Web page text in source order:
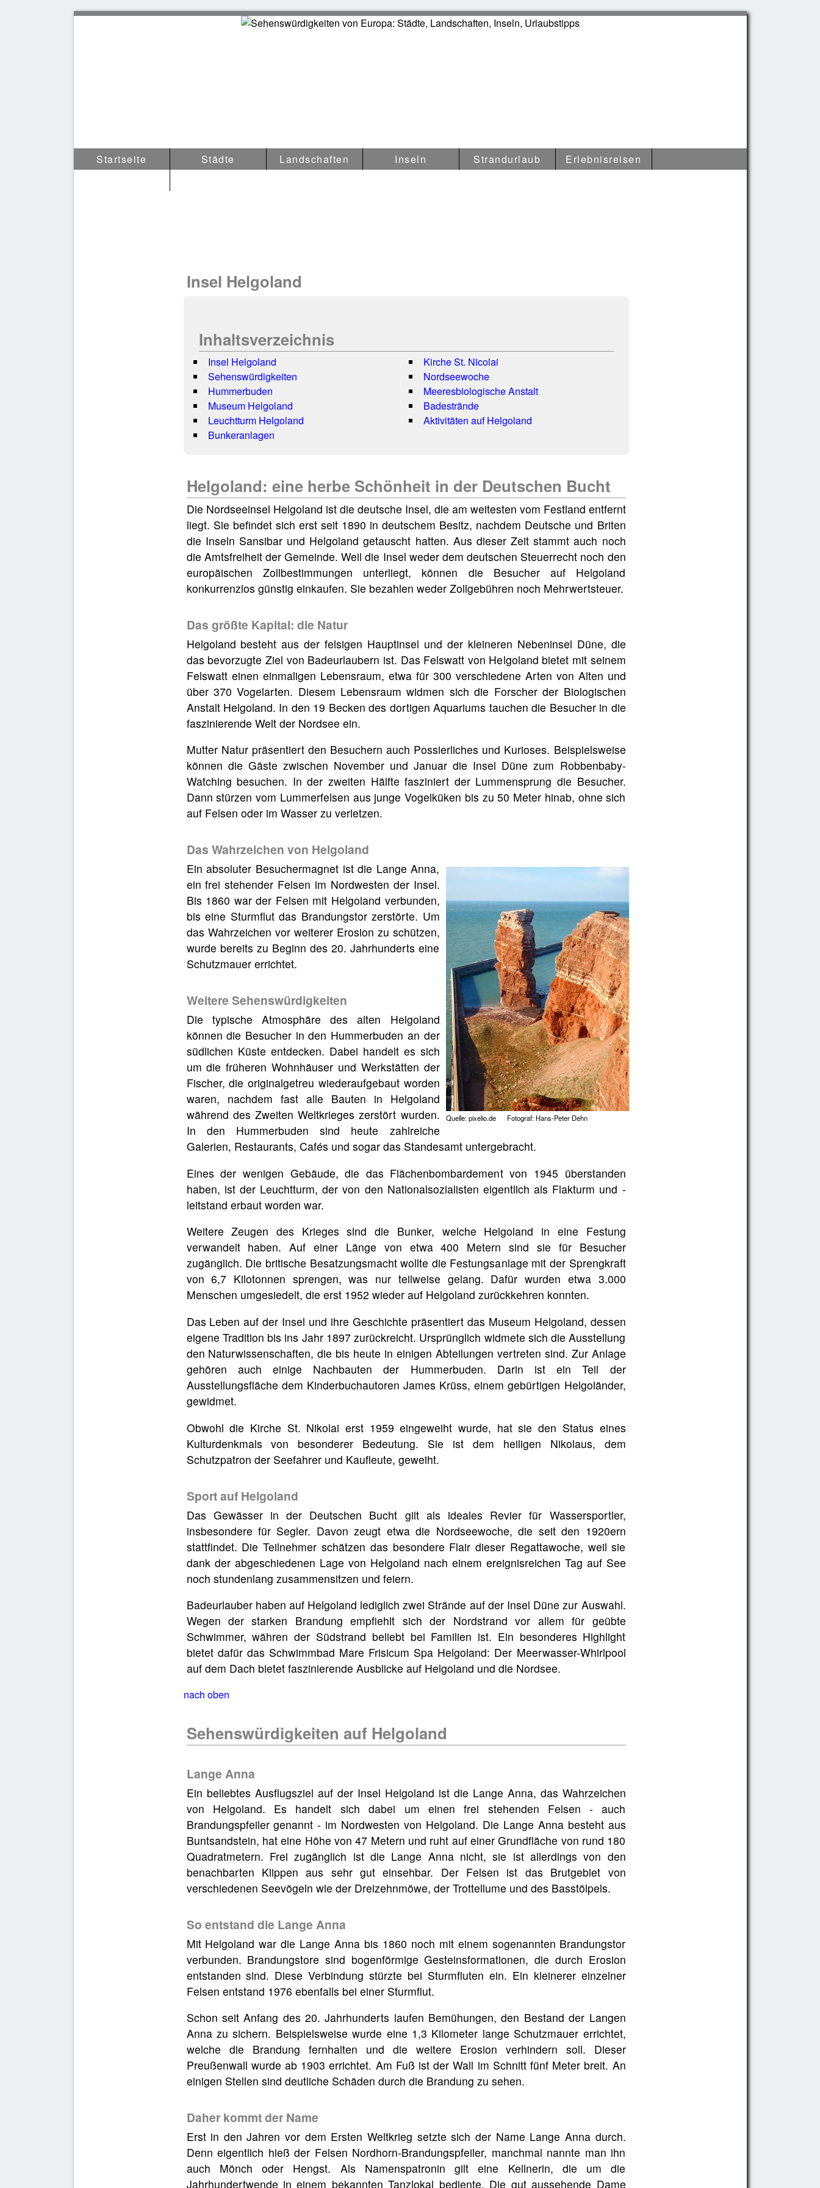
Sehenswürdigkeiten in Europa
Startseite Städte Landschaften Inseln Strandurlaub
Erlebnisreisen
Insel Helgoland
Inhaltsverzeichnis
Insel Helgoland
Sehenswürdigkeiten
Hummerbuden
Museum Helgoland
Leuchtturm Helgoland
Bunkeranlagen
Kirche St. Nicolai
Nordseewoche
Meeresbiologische Anstalt
Badestrände
Aktivitäten auf Helgoland
Helgoland: eine herbe Schönheit in der Deutschen Bucht
Die Nordseeinsel Helgoland ist die deutsche Insel, die am weitesten vom Festland entfernt
liegt. Sie befindet sich erst seit 1890 in deutschem Besitz, nachdem Deutsche und Briten
die Inseln Sansibar und Helgoland getauscht hatten. Aus dieser Zeit stammt auch noch
die Amtsfreiheit der Gemeinde. Weil die Insel weder dem deutschen Steuerrecht noch den
europäischen Zollbestimmungen unterliegt, können die Besucher auf Helgoland
konkurrenzlos günstig einkaufen. Sie bezahlen weder Zollgebühren noch Mehrwertsteuer.
Das größte Kapital: die Natur
Helgoland besteht aus der felsigen Hauptinsel und der kleineren Nebeninsel Düne, die
das bevorzugte Ziel von Badeurlaubern ist. Das Felswatt von Helgoland bietet mit seinem
Felswatt einen einmaligen Lebensraum, etwa für 300 verschiedene Arten von Alten und
über 370 Vogelarten. Diesem Lebensraum widmen sich die Forscher der Biologischen
Anstalt Helgoland. In den 19 Becken des dortigen Aquariums tauchen die Besucher in die
faszinierende Welt der Nordsee ein.
Mutter Natur präsentiert den Besuchern auch Possierliches und Kurioses. Beispielsweise
können die Gäste zwischen November und Januar die Insel Düne zum Robbenbaby-
Watching besuchen. In der zweiten Hälfte fasziniert der Lummensprung die Besucher.
Dann stürzen vom Lummerfelsen aus junge Vogelküken bis zu 50 Meter hinab, ohne sich
auf Felsen oder im Wasser zu verletzen.
Das Wahrzeichen von Helgoland
Quelle: pixelio.de Fotograf: Hans-Peter Dehn
Ein absoluter Besuchermagnet ist die Lange Anna,
ein frei stehender Felsen im Nordwesten der Insel.
Bis 1860 war der Felsen mit Helgoland verbunden,
bis eine Sturmflut das Brandungstor zerstörte. Um
das Wahrzeichen vor weiterer Erosion zu schützen,
wurde bereits zu Beginn des 20. Jahrhunderts eine
Schutzmauer errichtet.
Weitere Sehenswürdigkeiten
Die typische Atmosphäre des alten Helgoland
können die Besucher in den Hummerbuden an der
südlichen Küste entdecken. Dabei handelt es sich
um die früheren Wohnhäuser und Werkstätten der
Fischer, die originalgetreu wiederaufgebaut worden
waren, nachdem fast alle Bauten in Helgoland
während des Zweiten Weltkrieges zerstört wurden.
In den Hummerbuden sind heute zahlreiche
Galerien, Restaurants, Cafés und sogar das Standesamt untergebracht.
Eines der wenigen Gebäude, die das Flächenbombardement von 1945 überstanden
haben, ist der Leuchtturm, der von den Nationalsozialisten eigentlich als Flakturm und -
leitstand erbaut worden war.
Weitere Zeugen des Krieges sind die Bunker, welche Helgoland in eine Festung
verwandelt haben. Auf einer Länge von etwa 400 Metern sind sie für Besucher
zugänglich. Die britische Besatzungsmacht wollte die Festungsanlage mit der Sprengkraft
von 6,7 Kilotonnen sprengen, was nur teilweise gelang. Dafür wurden etwa 3.000
Menschen umgesiedelt, die erst 1952 wieder auf Helgoland zurückkehren konnten.
Das Leben auf der Insel und ihre Geschichte präsentiert das Museum Helgoland, dessen
eigene Tradition bis ins Jahr 1897 zurückreicht. Ursprünglich widmete sich die Ausstellung
den Naturwissenschaften, die bis heute in einigen Abteilungen vertreten sind. Zur Anlage
gehören auch einige Nachbauten der Hummerbuden. Darin ist ein Teil der
Ausstellungsfläche dem Kinderbuchautoren James Krüss, einem gebürtigen Helgoländer,
gewidmet.
Obwohl die Kirche St. Nikolai erst 1959 eingeweiht wurde, hat sie den Status eines
Kulturdenkmals von besonderer Bedeutung. Sie ist dem heiligen Nikolaus, dem
Schutzpatron der Seefahrer und Kaufleute, geweiht.
Sport auf Helgoland
Das Gewässer in der Deutschen Bucht gilt als ideales Revier für Wassersportler,
insbesondere für Segler. Davon zeugt etwa die Nordseewoche, die seit den 1920ern
stattfindet. Die Teilnehmer schätzen das besondere Flair dieser Regattawoche, weil sie
dank der abgeschiedenen Lage von Helgoland nach einem ereignisreichen Tag auf See
noch stundenlang zusammensitzen und feiern.
Badeurlauber haben auf Helgoland lediglich zwei Strände auf der Insel Düne zur Auswahl.
Wegen der starken Brandung empfiehlt sich der Nordstrand vor allem für geübte
Schwimmer, währen der Südstrand beliebt bei Familien ist. Ein besonderes Highlight
bietet dafür das Schwimmbad Mare Frisicum Spa Helgoland: Der Meerwasser-Whirlpool
auf dem Dach bietet faszinierende Ausblicke auf Helgoland und die Nordsee.
nach oben
Sehenswürdigkeiten auf Helgoland
Lange Anna
Ein beliebtes Ausflugsziel auf der Insel Helgoland ist die Lange Anna, das Wahrzeichen
von Helgoland. Es handelt sich dabei um einen frei stehenden Felsen - auch
Brandungspfeiler genannt - im Nordwesten von Helgoland. Die Lange Anna besteht aus
Buntsandstein, hat eine Höhe von 47 Metern und ruht auf einer Grundfläche von rund 180
Quadratmetern. Frei zugänglich ist die Lange Anna nicht, sie ist allerdings von den
benachbarten Klippen aus sehr gut einsehbar. Der Felsen ist das Brutgebiet von
verschiedenen Seevögeln wie der Dreizehnmöwe, der Trottellume und des Basstölpels.
So entstand die Lange Anna
Mit Helgoland war die Lange Anna bis 1860 noch mit einem sogenannten Brandungstor
verbunden. Brandungstore sind bogenförmige Gesteinsformationen, die durch Erosion
entstanden sind. Diese Verbindung stürzte bei Sturmfluten ein. Ein kleinerer einzelner
Felsen entstand 1976 ebenfalls bei einer Sturmflut.
Schon seit Anfang des 20. Jahrhunderts laufen Bemühungen, den Bestand der Langen
Anna zu sichern. Beispielsweise wurde eine 1,3 Kilometer lange Schutzmauer errichtet,
welche die Brandung fernhalten und die weitere Erosion verhindern soll. Dieser
Preußenwall wurde ab 1903 errichtet. Am Fuß ist der Wall im Schnitt fünf Meter breit. An
einigen Stellen sind deutliche Schäden durch die Brandung zu sehen.
Daher kommt der Name
Erst in den Jahren vor dem Ersten Weltkrieg setzte sich der Name Lange Anna durch.
Denn eigentlich hieß der Felsen Nordhorn-Brandungspfeiler, manchmal nannte man ihn
auch Mönch oder Hengst. Als Namenspatronin gilt eine Kellnerin, die um die
Jahrhundertwende in einem bekannten Tanzlokal bediente. Die gut aussehende Dame